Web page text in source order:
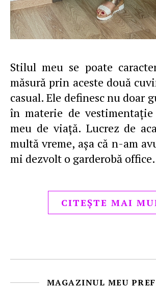
Stilul meu se poate caracteriza în bună
măsură prin aceste două
casual. Ele definesc nu doar
în materie de
meu de viaţă. Lucrez de
multă vreme, aşa că n-am
mi dezvolt o garderobă
CITEȘTE MAI
MAGAZINUL MEU